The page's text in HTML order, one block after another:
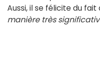
Aussi, il se félicite du fait
manière très